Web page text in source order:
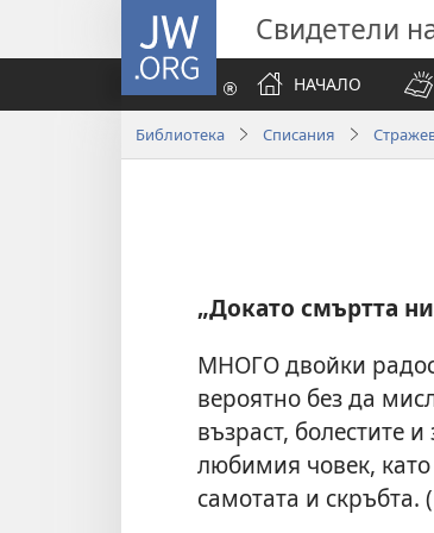
JW.ORG Свидетели
НАЧАЛО
Библиотека Списания
„Докато смъртта
МНОГО двойки
вероятно без да
възраст, болестите
любимия човек,
самотата и скръбта. (